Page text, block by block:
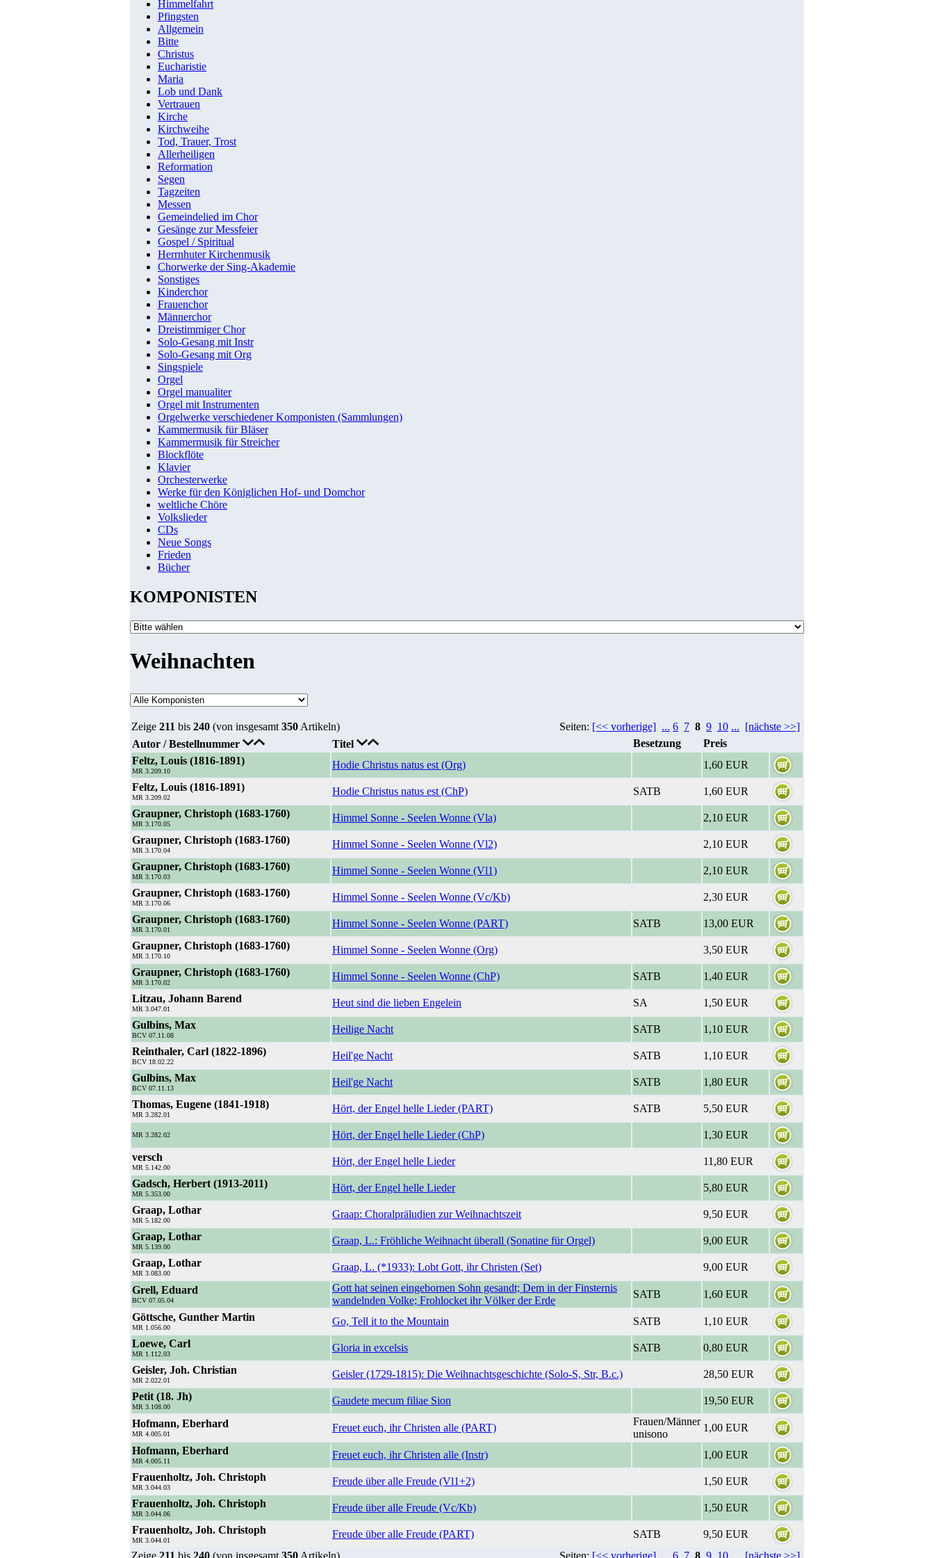
Himmelfahrt
Pfingsten
Allgemein
Bitte
Christus
Eucharistie
Maria
Lob und Dank
Vertrauen
Kirche
Kirchweihe
Tod, Trauer, Trost
Allerheiligen
Reformation
Segen
Tagzeiten
Messen
Gemeindelied im Chor
Gesänge zur Messfeier
Gospel / Spiritual
Herrnhuter Kirchenmusik
Chorwerke der Sing-Akademie
Sonstiges
Kinderchor
Frauenchor
Männerchor
Dreistimmiger Chor
Solo-Gesang mit Instr
Solo-Gesang mit Org
Singspiele
Orgel
Orgel manualiter
Orgel mit Instrumenten
Orgelwerke verschiedener Komponisten (Sammlungen)
Kammermusik für Bläser
Kammermusik für Streicher
Blockflöte
Klavier
Orchesterwerke
Werke für den Königlichen Hof- und Domchor
weltliche Chöre
Volkslieder
CDs
Neue Songs
Frieden
Bücher
KOMPONISTEN
Weihnachten
Zeige 211 bis 240 (von insgesamt 350 Artikeln) Seiten: [<< vorherige] ... 6 7 8 9 10 ... [nächste >>]
Autor / Bestellnummer
Titel Besetzung
Preis
Feltz, Louis (1816-1891)
MR 3.209.10
Hodie Christus natus est (Org)
1,60 EUR
Feltz, Louis (1816-1891)
MR 3.209.02
Hodie Christus natus est (ChP) SATB
1,60 EUR
Graupner, Christoph (1683-1760)
MR 3.170.05
Himmel Sonne - Seelen Wonne (Vla)
2,10 EUR
Graupner, Christoph (1683-1760)
MR 3.170.04
Himmel Sonne - Seelen Wonne (Vl2)
2,10 EUR
Graupner, Christoph (1683-1760)
MR 3.170.03
Himmel Sonne - Seelen Wonne (Vl1)
2,10 EUR
Graupner, Christoph (1683-1760)
MR 3.170.06
Himmel Sonne - Seelen Wonne (Vc/Kb)
2,30 EUR
Graupner, Christoph (1683-1760)
MR 3.170.01
Himmel Sonne - Seelen Wonne (PART) SATB
13,00 EUR
Graupner, Christoph (1683-1760)
MR 3.170.10
Himmel Sonne - Seelen Wonne (Org)
3,50 EUR
Graupner, Christoph (1683-1760)
MR 3.170.02
Himmel Sonne - Seelen Wonne (ChP) SATB
1,40 EUR
Litzau, Johann Barend
MR 3.047.01
Heut sind die lieben Engelein SA
1,50 EUR
Gulbins, Max
BCV 07.11.08
Heilige Nacht SATB
1,10 EUR
Reinthaler, Carl (1822-1896)
BCV 18.02.22
Heil'ge Nacht SATB
1,10 EUR
Gulbins, Max
BCV 07.11.13
Heil'ge Nacht SATB
1,80 EUR
Thomas, Eugene (1841-1918)
MR 3.282.01
Hört, der Engel helle Lieder (PART) SATB 5,50 EUR
MR 3.282.02 Hört, der Engel helle Lieder (ChP)
1,30 EUR
versch
MR 5.142.00
Hört, der Engel helle Lieder
11,80 EUR
Gadsch, Herbert (1913-2011)
MR 5.353.00
Hört, der Engel helle Lieder
5,80 EUR
Graap, Lothar
MR 5.182.00
Graap: Choralpräludien zur Weihnachtszeit
9,50 EUR
Graap, Lothar
MR 5.139.00
Graap, L.: Fröhliche Weihnacht überall (Sonatine für Orgel)
9,00 EUR
Graap, Lothar
MR 3.083.00
Graap, L. (*1933): Lobt Gott, ihr Christen (Set)
9,00 EUR
Grell, Eduard
BCV 07.05.04
Gott hat seinen eingebornen Sohn gesandt; Dem in der Finsternis
wandelnden Volke; Frohlocket ihr Völker der Erde
SATB
1,60 EUR
Göttsche, Gunther Martin
MR 1.056.00
Go, Tell it to the Mountain SATB
1,10 EUR
Loewe, Carl
MR 1.112.03
Gloria in excelsis SATB
0,80 EUR
Geisler, Joh. Christian
MR 2.022.01
Geisler (1729-1815): Die Weihnachtsgeschichte (Solo-S, Str, B.c.)
28,50 EUR
Petit (18. Jh)
MR 3.108.00
Gaudete mecum filiae Sion
19,50 EUR
Hofmann, Eberhard
MR 4.005.01
Freuet euch, ihr Christen alle (PART)
Frauen/Männer
unisono
1,00 EUR
Hofmann, Eberhard
MR 4.005.11
Freuet euch, ihr Christen alle (Instr)
1,00 EUR
Frauenholtz, Joh. Christoph
MR 3.044.03
Freude über alle Freude (Vl1+2)
1,50 EUR
Frauenholtz, Joh. Christoph
MR 3.044.06
Freude über alle Freude (Vc/Kb)
1,50 EUR
Frauenholtz, Joh. Christoph
MR 3.044.01
Freude über alle Freude (PART) SATB
9,50 EUR
Zeige 211 bis 240 (von insgesamt 350 Artikeln) Seiten: [<< vorherige] 6 7 8 9 10 [nächste >>]